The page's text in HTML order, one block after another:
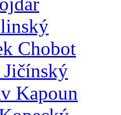
Chobot
Jičínský
Kapoun